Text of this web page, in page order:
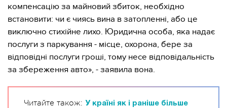
компенсацію за майновий збиток, необхідно
встановити: чи є чиясь вина в затопленні, або це
виключно стихійне лихо. Юридична особа, яка надає
послуги з паркування - місце, охорона, бере за
відповідні послуги гроші, тому несе відповідальність
за збереження авто», - заявила вона.
Читайте також: У країні як і раніше більше